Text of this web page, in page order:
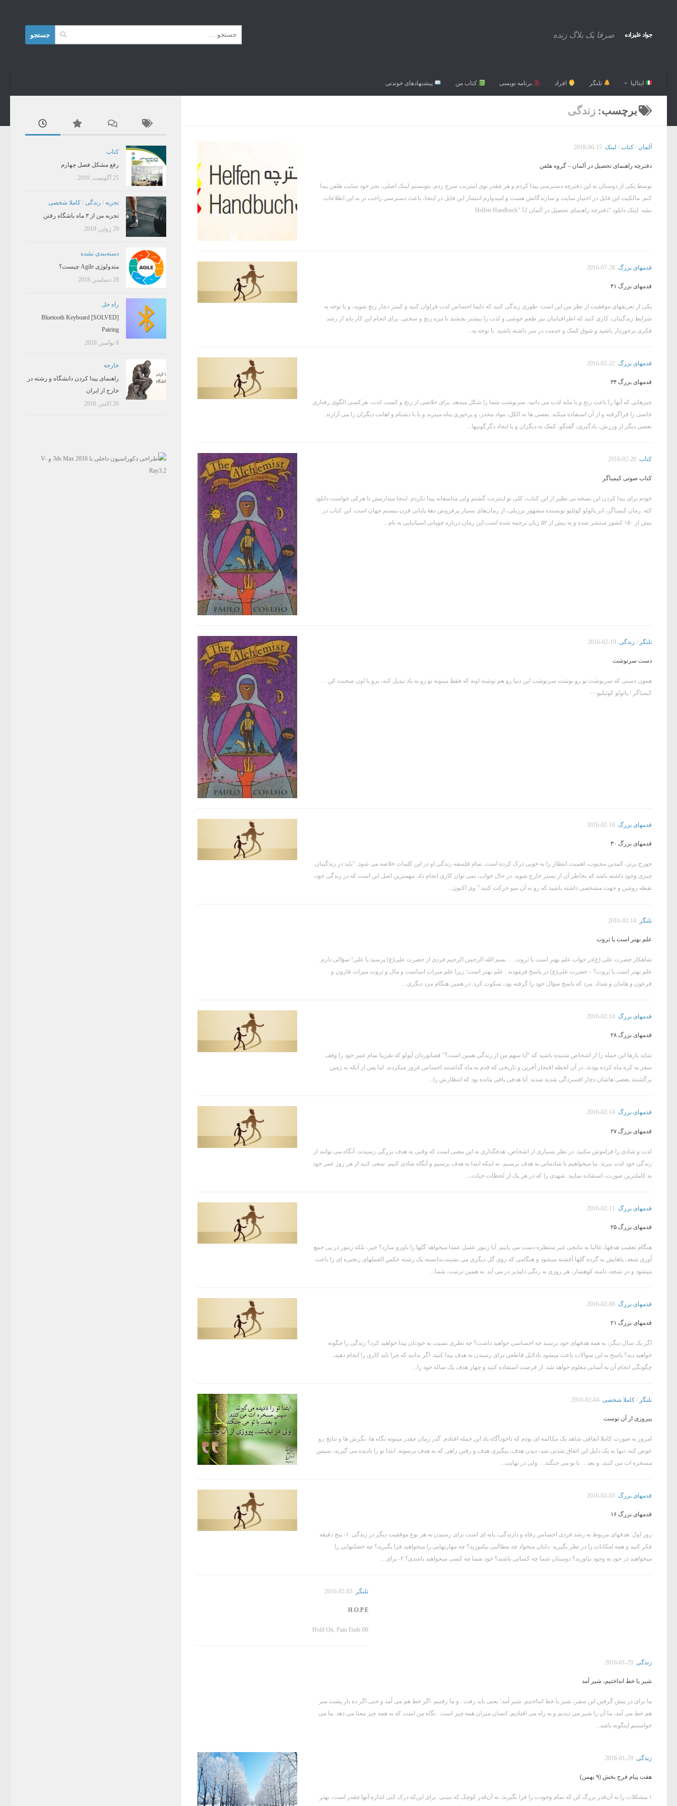
جواد علیزاده صرفا یک بلاگ زنده
برای:
ایتالیا تلنگر افراد برنامه نویسی کتاب من پیشنهاد‌های خوندنی
برچسب: زندگی
آلمان / کتاب / لینک 2018-06-15
دفترچه راهنمای تحصیل در آلمان – گروه هلفن
توسط یکی از دوستان به این دفترچه دسترسی پیدا کردم و هر چقدر توی اینترنت سرچ زدم، نتونستم لینک اصلی، بجز خود سایت هلفن پیدا
کنم. مالکیت این فایل در اختیار سایت و سازندگانش هست و امیدوارم انتشار این فایل در اینجا، باعث دسترسی راحت تر به این اطلاعات
بشه. لینک دانلود “دفترچه راهنمای تحصیل در آلمان Helfen Handbuch” 52
قدمهای بزرگ 2016-07-28
قدمهای بزرگ ۴۱
یکی از تعریفهای موفقیت از نظر من این است: طوری زندگی کنید که دایما احساس لذت فراوان کنید و کمتر دچار رنج شوید، و با توجه به
شرایط زندگیتان، کاری کنید که اطرافیانتان نیز طعم خوشی و لذت را بیشتر بچشند تا مزه رنج و سختی. برای انجام این کار باید از رشد
فکری برخوردار باشید و شوق کمک و خدمت در سر داشته باشید. با توجه به...
قدمهای بزرگ 2016-02-22
قدمهای بزرگ ۳۴
چیزهایی که آنها را باعث رنج و یا مایه لذت می دانید، سرنوشت شما را شکل میدهد. برای خلاصی از رنج و کسب لذت، هرکسی الگوی رفتاری
خاصی را فراگرفته و از آن استفاده میکند. بعضی ها به الکل، مواد مخدر، و پرخوری پناه میبرند و یا با دشنام و اهانت دیگران را می آزارند.
بعضی دیگر از ورزش، یادگیری، گفتگو، کمک به دیگران و یا ایجاد دگرگونیها...
کتاب 2016-02-20
کتاب صوتی کیمیاگر
خودم برای پیدا کردن این نسخه بی نظیر از این کتاب، کلی تو اینترنت گشتم ولی متاسفانه پیدا نکردم. اینجا میذارمش تا هرکی خواست دانلود
کنه. رمان کیمیاگر، اثر پائولو کوئلیو نویسنده مشهور برزیلی، از رمان‌های بسیار پرفروش دههٔ پایانی قرن بیستم جهان است. این کتاب در
بیش از ۱۵۰ کشور منتشر شده و به بیش از ۵۲ زبان ترجمه شده است.این رمان درباره چوپانی اسپانیایی به نام...
تلنگر / زندگی 2016-02-19
دست سرنوشت
همون دستی که سرنوشت تو رو نوشت سرنوشت این دنیا رو هم نوشته اونه که فقط میتونه تو رو به باد تبدیل کنه، برو با اون صحبت کن…
کیمیاگر / پائولو کوئیلیو ۰۰
قدمهای بزرگ 2016-02-18
قدمهای بزرگ ۳۰
جورج برنز، کمدین محبوب، اهمیت انتظار را به خوبی درک کرده است. تمام فلسفه زندگی او در این کلمات خلاصه می شود: “باید در زندگیتان
چیزی وجود داشته باشد که بخاطر آن از بستر خارج شوید. در حال خواب، نمی توان کاری انجام داد. مهمترین اصل این است که در زندگی خود،
نقطه روشن و جهت مشخصی داشته باشید که رو به آن سو حرکت کنید.” وی اکنون...
تلنگر 2016-02-14
علم بهتر است یا ثروت
شاهکار حضرت علی (ع)در جواب علم بهتر است یا ثروت…. بسم الله الرحمن الرحیم فردی از حضرت علی(ع) پرسید:یا علی! سؤالی دارم.
علم بهتر است یا ثروت؟ – حضرت علی(ع) در پاسخ فرمودند : علم بهتر است؛ زیرا علم میراث انبیاست و مال و ثروت میراث قارون و
فرعون و هامان و شداد. مرد که پاسخ سؤال خود را گرفته بود، سکوت کرد. در همین هنگام مرد دیگری...
قدمهای بزرگ 2016-02-14
قدمهای بزرگ ۲۸
شاید بارها این جمله را از اشخاص شنیده باشید که “آیا سهم من از زندگی همین است؟” فضانوردان آپولو که تقریبا تمام عمر خود را وقف
سفر به کره ماه کرده بودند، در آن لحظه افتخار آفرین و تاریخی که قدم به ماه گذاشتند احساس غرور میکردند. اما پس از آنکه به زمین
برگشتند بعضی هاشان دچار افسردگی شدید شدند. آیا هدفی باقی مانده بود که انتظارش را...
قدمهای بزرگ 2016-02-14
قدمهای بزرگ ۲۷
لذت و شادی را فراموش مکنید. در نظر بسیاری از اشخاص، هدفگذاری به این معنی است که وقتی به هدف بزرگی رسیدند، آنگاه می توانند از
زندگی خود لذت ببرند. ما میخواهیم با شادمانی به هدف برسیم، نه اینکه ابتدا به هدف برسیم و آنگاه شادی کنیم. سعی کنید از هر روز عمر خود
به کاملترین صورت، استفاده نمایید. شهدی را که در هر یک از لحظات حیات،...
قدمهای بزرگ 2016-02-11
قدمهای بزرگ ۲۵
هنگام تعقیب هدفها، غالبا به نتایجی غیر منتظره دست می یابیم. آیا زنبور عسل عمدا میخواهد گلها را باورو سازد؟ خیر، بلکه زنبور در پی جمع
آوری شعد، پاهایش به گرده گلها آغشته میشود و هنگامی که روی گل دیگری می نشیند،ندانسته یک رشته عکس العملهای زنجیره ای را باعث
میشود و در نتیجه، دامنه کوهسار، هر روزی به رنگی دلپذیر در می آید. به همین ترتیب، شما...
قدمهای بزرگ 2016-02-08
قدمهای بزرگ ۲۱
اگر یک سال دیگر، به همه هدفهای خود برسید چه احساسی خواهید داشت؟ چه نظری نسبت به خودتان پیدا خواهید کرد؟ زندگی را چگونه
خواهید دید؟ پاسخ به این سوالات باعث میشود تادلایل قاطعی برای رسیدن به هدف پیدا کنید. اگر بدانید که چرا باید کاری را انجام دهید،
چگونگی انجام آن به آسانی معلوم خواهد شد. از فرصت استفاده کنید و چهار هدف یک ساله خود را...
تلنگر / کاملا شخصی 2016-02-04
پیروزی از آن توست
امروز به صورت کاملا اتفاقی شاهد یک مکالمه ای بودم که ناخودآگاه یاد این جمله افتادم. گذر زمان چقدر میتونه نگاه ها، نگرش ها و نتایج رو
عوض کنه. تنها به یک دلیل این اتفاق شدنی شد، دیدن هدف، پیگیری هدف و رفتن راهی که به هدف برسونه. ابتدا تو را نادیده می گیرند، سپس
مسخره ات می کنند، و بعد… با تو می جنگند… ولی در نهایت...
قدمهای بزرگ 2016-02-03
قدمهای بزرگ ۱۶
روز اول: هدفهای مربوط به رشد فردی احساس رفاه و دارندگی، پایه ای است برای رسیدن به هر نوع موفقیت دیگر در زندگی. ۱- پنج دقیقه
فکر کنید و همه امکانات را در نظر بگیرید: دلتان میخواد چه مطالبی بیاموزید؟ چه مهارتهایی را میخواهید فرا بگیرید؟ چه خصلتهایی را
میخواهید در خود به وجود بیاورید؟ دوستان شما چه کسانی باشند؟ خود شما چه کسی میخواهید باشدی؟ ۲- برای...
تلنگر 2016-02-03
H.O.P.E
Hold On, Pain Ends 00
زندگی 2016-01-29
شیر یا خط انداختیم، شیر آمد
ما برای در پیش گرفتن این سفر، شیر یا خط انداختیم. شیر آمد؛ یعنی باید رفت . و ما رفتیم. اگر خط هم می آمد و حتی اگر ده بار پشت سر
هم خط می آمد، ما آن را شیر می دیدیم و به راه می افتادیم. انسان میزان همه چیز است . نگاه من است که به همه چیز معنا می دهد. ما می
خواستیم اینگونه باشد...
زندگی 2016-01-29
هفت پیام فرح بخش (۹ بهمن)
۱ مشکلات را نه آن‌قدر بزرگ کن که تمام وجودت را فرا بگیرند، نه آن‌قدر کوچک که نبینی. برای این‌که درک کنی اندازه آنها چقدر است، بهتر
کتاب
رفع مشکل فصل چهارم
25 آگوست, 2019
تجربه / زندگی / کاملا شخصی
تجربه من از ۳ ماه باشگاه رفتن
29 ژوئن, 2019
دسته‌بندی نشده
متدولوژی Agile چیست؟
28 دسامبر, 2018
راه حل
[SOLVED] Bluetooth Keyboard
Pairing
8 نوامبر, 2018
خارجه
راهنمای پیدا کردن دانشگاه و رشته در
خارج از ایران
26 اکتبر, 2018